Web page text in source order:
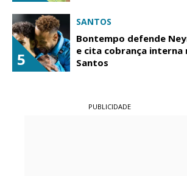
5
SANTOS
Bontempo defende
e cita cobrança interna
Santos
PUBLICIDADE